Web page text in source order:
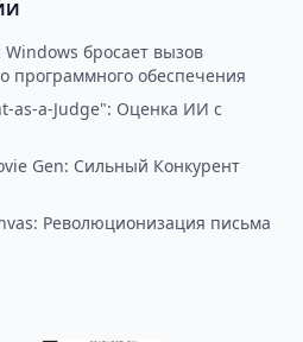
бросает вызов
программного обеспечения
as-a-Judge": Оценка ИИ с
Gen: Сильный Конкурент
Революционизация письма